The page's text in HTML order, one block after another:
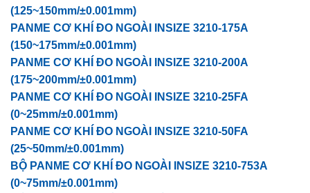
(125~150mm/±0.001mm)
PANME CƠ KHÍ ĐO NGOÀI INSIZE 3210-175A
(150~175mm/±0.001mm)
PANME CƠ KHÍ ĐO NGOÀI INSIZE 3210-200A
(175~200mm/±0.001mm)
PANME CƠ KHÍ ĐO NGOÀI INSIZE 3210-25FA
(0~25mm/±0.001mm)
PANME CƠ KHÍ ĐO NGOÀI INSIZE 3210-50FA
(25~50mm/±0.001mm)
BỘ PANME CƠ KHÍ ĐO NGOÀI INSIZE 3210-753A
(0~75mm/±0.001mm)